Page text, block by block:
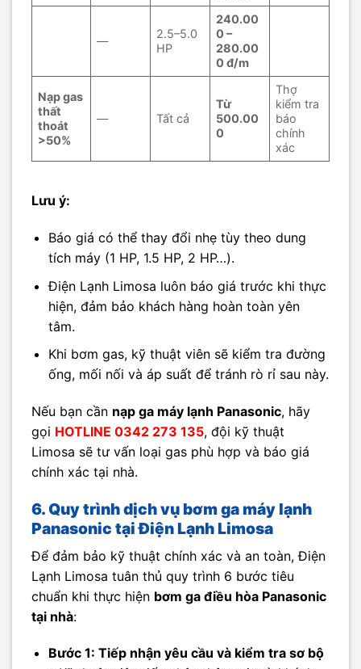
—
2.5–5.0
HP
240.00
0 –
280.00
0 đ/m
Nạp gas
thất
thoát
>50%
— Tất cả
Từ
500.00
0
Thợ
kiểm tra
báo
chính
xác
Lưu ý:
Báo giá có thể thay đổi nhẹ tùy theo dung
tích máy (1 HP, 1.5 HP, 2 HP…).
Điện Lạnh Limosa luôn báo giá trước khi thực
hiện, đảm bảo khách hàng hoàn toàn yên
tâm.
Khi bơm gas, kỹ thuật viên sẽ kiểm tra đường
ống, mối nối và áp suất để tránh rò rỉ sau này.
Nếu bạn cần nạp ga máy lạnh Panasonic, hãy
gọi HOTLINE 0342 273 135, đội kỹ thuật
Limosa sẽ tư vấn loại gas phù hợp và báo giá
chính xác tại nhà.
6. Quy trình dịch vụ bơm ga máy lạnh
Panasonic tại Điện Lạnh Limosa
Để đảm bảo kỹ thuật chính xác và an toàn, Điện
Lạnh Limosa tuân thủ quy trình 6 bước tiêu
chuẩn khi thực hiện bơm ga điều hòa Panasonic
tại nhà:
Bước 1: Tiếp nhận yêu cầu và kiểm tra sơ bộ